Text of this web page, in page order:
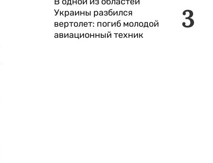
3
Украины разбился
вертолет: погиб молодой
авиационный техник